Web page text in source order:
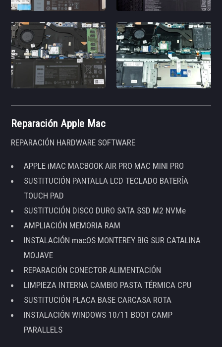
Reparación Apple Mac
REPARACIÓN HARDWARE SOFTWARE
APPLE iMAC MACBOOK AIR PRO MAC MINI PRO
SUSTITUCIÓN PANTALLA LCD TECLADO BATERÍA
TOUCH PAD
SUSTITUCIÓN DISCO DURO SATA SSD M2 NVMe
AMPLIACIÓN MEMORIA RAM
INSTALACIÓN macOS MONTEREY BIG SUR CATALINA
MOJAVE
REPARACIÓN CONECTOR ALIMENTACIÓN
LIMPIEZA INTERNA CAMBIO PASTA TÉRMICA CPU
SUSTITUCIÓN PLACA BASE CARCASA ROTA
INSTALACIÓN WINDOWS 10/11 BOOT CAMP
PARALLELS